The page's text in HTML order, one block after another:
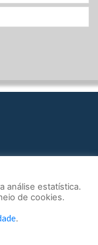
análise estatística.
de cookies.
.